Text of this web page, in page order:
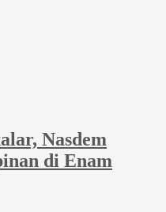
Nasdem
di Enam